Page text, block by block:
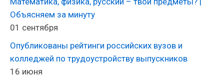
Объясняем за минуту
01 сентября
Опубликованы рейтинги российских вузов и
колледжей по трудоустройству выпускников
16 июня